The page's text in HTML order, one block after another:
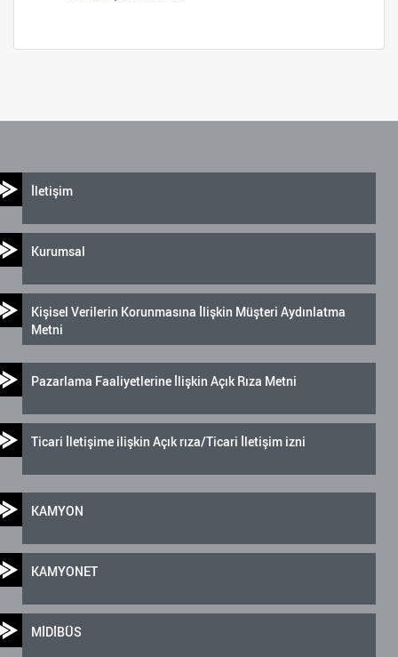
İletişim
Kurumsal
Kişisel Verilerin Korunmasına İlişkin Müşteri Aydınlatma
Metni
Pazarlama Faaliyetlerine İlişkin Açık Rıza Metni
Ticari İletişime ilişkin Açık rıza/Ticari İletişim izni
KAMYON
KAMYONET
MİDİBÜS